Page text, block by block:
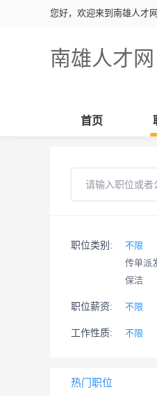
您好，欢迎来到南雄人才网
南雄人才网
首页
职位类别: 不限
传单派
保洁
职位薪资: 不限
工作性质: 不限
热门职位